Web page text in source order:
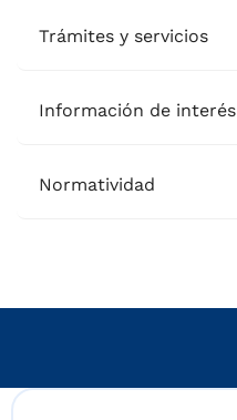
Trámites y servicios
Información de interés
Normatividad